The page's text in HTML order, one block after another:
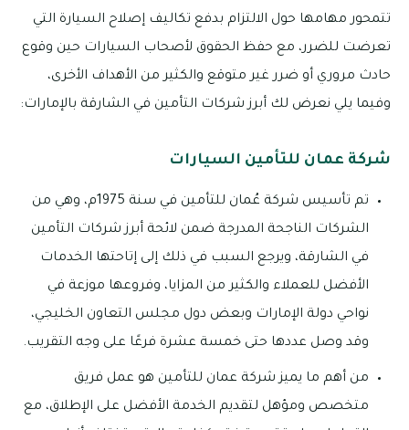
تتمحور مهامها حول الالتزام بدفع تكاليف إصلاح السيارة التي
تعرضت للضرر، مع حفظ الحقوق لأصحاب السيارات حين وقوع
حادث مروري أو ضرر غير متوقع والكثير من الأهداف الأخرى،
وفيما يلي نعرض لك أبرز شركات التأمين في الشارقة بالإمارات:
شركة عمان للتأمين السيارات
تم تأسيس شركة عُمان للتأمين في سنة 1975م، وهي من
الشركات الناجحة المدرجة ضمن لائحة أبرز شركات التأمين
في الشارقة، ويرجع السبب في ذلك إلى إتاحتها الخدمات
الأفضل للعملاء والكثير من المزايا، وفروعها موزعة في
نواحي دولة الإمارات وبعض دول مجلس التعاون الخليجي،
وقد وصل عددها حتى خمسة عشرة فرعًا على وجه التقريب.
من أهم ما يميز شركة عمان للتأمين هو عمل فريق
متخصص ومؤهل لتقديم الخدمة الأفضل على الإطلاق، مع